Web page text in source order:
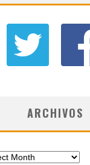
ARCHIVOS